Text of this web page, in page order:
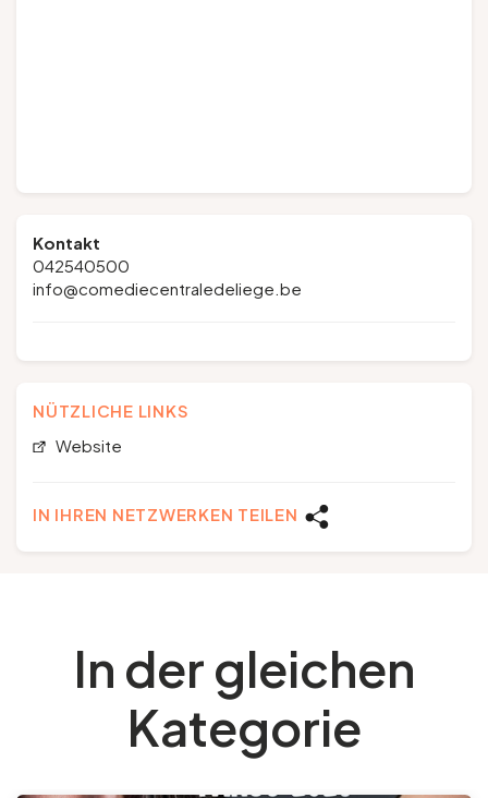
Kontakt
042540500
info@comediecentraledeliege.be
NÜTZLICHE LINKS
Website
IN IHREN NETZWERKEN TEILEN
In der gleichen
Kategorie